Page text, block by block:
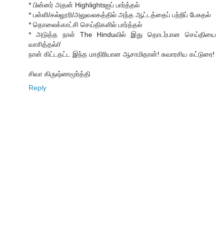
* பின்னர் அதன் Highlightsஐப் பார்த்தல்
* பள்ளி/கல்லூரி/அலுவலகத்தில் அந்த ஆட்டத்தைப் பற்றிப் பேசுதல்
* தொலைக்காட்சி செய்திகளில் பார்த்தல்
* அடுத்த நாள் The Hinduவில் இது தொடர்பான செய்தியை
வாசித்தல்//
நான் கிட்டதட்ட இந்த மாதிரியான ஆசாமிதான்! சுவாரசிய கட்டுரை!
சிவா கிருஷ்ணமூர்த்தி
Reply